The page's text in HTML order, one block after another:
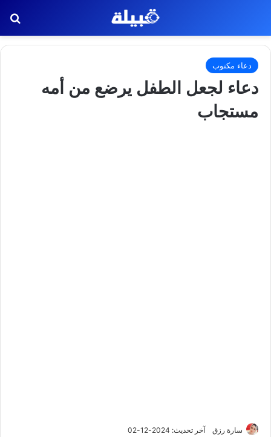
دعاء مكتوب
دعاء لجعل الطفل يرضع من أمه
مستجاب
سارة رزق آخر تحديث: 2024-12-02